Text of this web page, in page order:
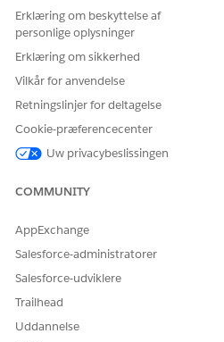
afsnittet Tilbud og vælge
Klik påNyt tilbud
Angiv tilbudsdetaljerne,
salgsmulighed og status.
Vælg eventuelt tilpassede
administrator har aktiveret.
Gem dine ændringer.
Erklæring om beskyttelse af
personlige oplysninger
Erklæring om sikkerhed
Vilkår for anvendelse
Retningslinjer for deltagelse
Cookie-præferencecenter
Uw privacybeslissingen
COMMUNITY
AppExchange
Salesforce-administratorer
Salesforce-udviklere
Trailhead
Uddannelse